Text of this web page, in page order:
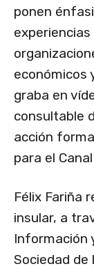
ponen
económicos
graba en
consultable
acción
para el
Félix Fariña
insular, a
Información
Sociedad